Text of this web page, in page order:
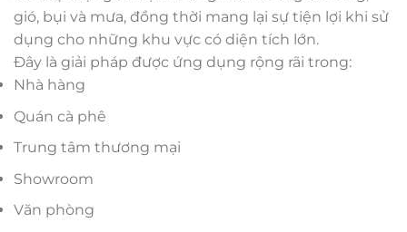
gió, bụi và mưa, đồng thời mang lại sự tiện lợi khi sử
dụng cho những khu vực có diện tích lớn.
Đây là giải pháp được ứng dụng rộng rãi trong:
Nhà hàng
Quán cà phê
Trung tâm thương mại
Showroom
Văn phòng